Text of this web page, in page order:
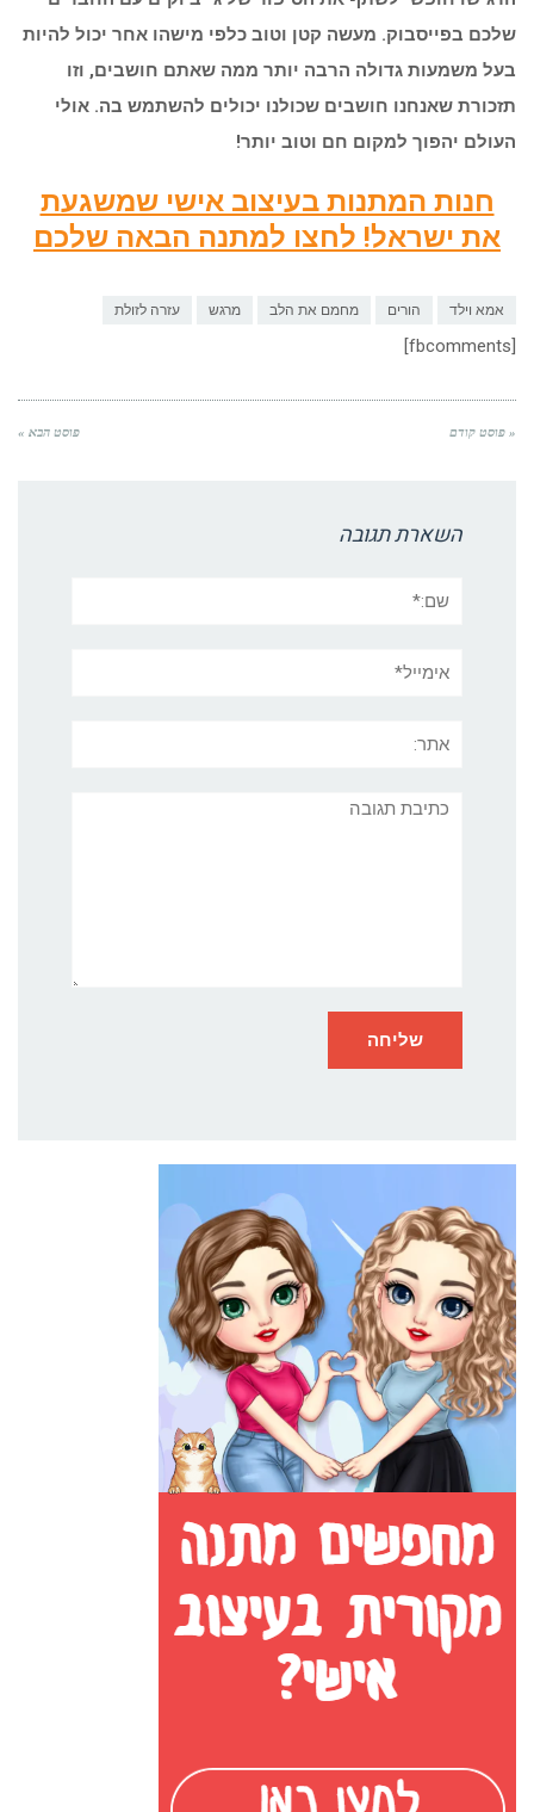
שלכם בפייסבוק. מעשה קטן וטוב כלפי מישהו אחר יכול להיות
בעל משמעות גדולה הרבה יותר ממה שאתם חושבים, וזו
תזכורת שאנחנו חושבים שכולנו יכולים להשתמש בה. אולי
העולם יהפוך למקום חם וטוב יותר!
חנות המתנות בעיצוב אישי שמשגעת
את ישראל! לחצו למתנה הבאה שלכם
אמא וילד הורים מחמם את הלב מרגש עזרה לזולת
[fbcomments]
« פוסט קודם פוסט הבא »
השארת תגובה
תגובה